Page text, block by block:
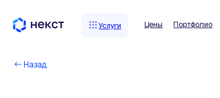
Цены Портфолио
Услуги
Услуги